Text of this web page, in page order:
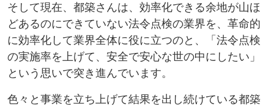
そして現在、都築さんは、効率化できる余地が山ほ
どあるのにできていない法令点検の業界を、革命的
に効率化して業界全体に役に立つのと、「法令点検
の実施率を上げて、安全で安心な世の中にしたい」
という思いで突き進んでいます。
色々と事業を立ち上げて結果を出し続けている都築